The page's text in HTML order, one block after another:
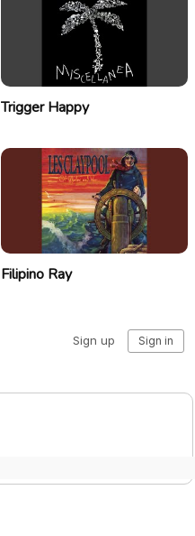
Trigger Happy
Filipino Ray